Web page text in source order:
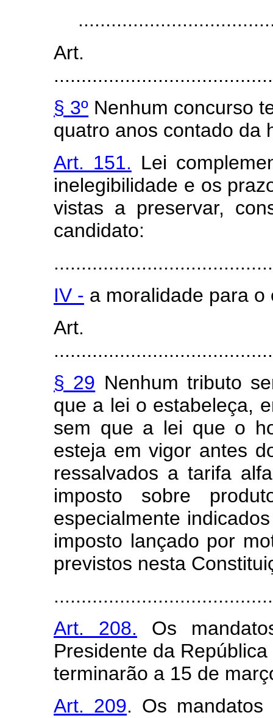
§ 3º Nenhum concurso
quatro anos contado da
Art. 151. Lei
inelegibilidade e os
vistas a preservar,
candidato:
IV - a moralidade para
Art.
§ 29 Nenhum tributo
que a lei o estabeleça,
sem que a lei que o
esteja em vigor antes
ressalvados a tarifa
imposto sobre
especialmente
imposto lançado por
previstos nesta
Art. 208. Os
Presidente da
terminarão a 15 de
Art. 209. Os mandatos